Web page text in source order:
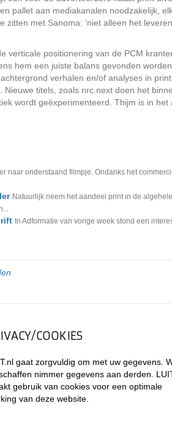
pallet aan mediakanalen noodzakelijk,
met Sanoma: ‘niet alleen het
verticale positionering van de PCM
hem een juiste balans gevonden
verhalen en/of analyses in
titels, zoals nrc.next doen het
wordt geëxperimenteerd. Thijm is in het
naar onderstaand filmpje. Ondanks het
Natuurlijk neem het aandeel print in de
In Adformatie van vorige week stond een
COOKIES
gaat zorgvuldig om met uw gegevens.
nimmer gegevens aan derden.
gebruik van cookies voor een optimale
van deze website.